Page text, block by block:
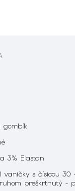
gombík
3% Elastan